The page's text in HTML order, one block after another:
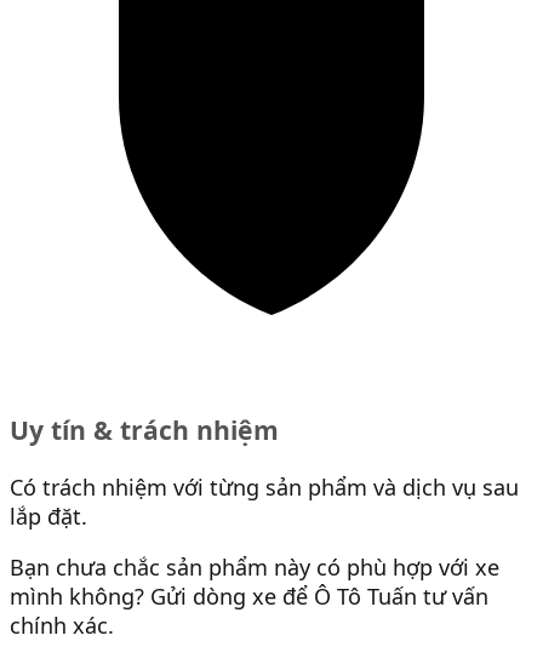
Uy tín & trách nhiệm
Có trách nhiệm với từng sản phẩm và dịch vụ sau
lắp đặt.
Bạn chưa chắc sản phẩm này có phù hợp với xe
mình không? Gửi dòng xe để Ô Tô Tuấn tư vấn
chính xác.